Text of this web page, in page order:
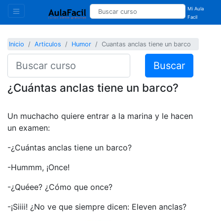
Mi Aula
Facil
Inicio Articulos Humor Cuantas anclas tiene un barco
Buscar
¿Cuántas anclas tiene un barco?
Un muchacho quiere entrar a la marina y le hacen
un examen:
-¿Cuántas anclas tiene un barco?
-Hummm, ¡Once!
-¿Quéee? ¿Cómo que once?
-¡Siiii! ¿No ve que siempre dicen: Eleven anclas?